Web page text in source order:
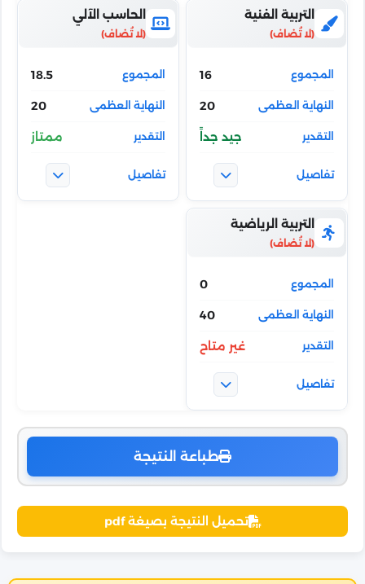
التربية الفنية
16
20
جيد جداً
الحاسب الآلي
18.5
20
ممتاز
التربية الرياضية
0
40
غير متاح
طباعة النتيجة
تحميل النتيجة بصيغة pdf